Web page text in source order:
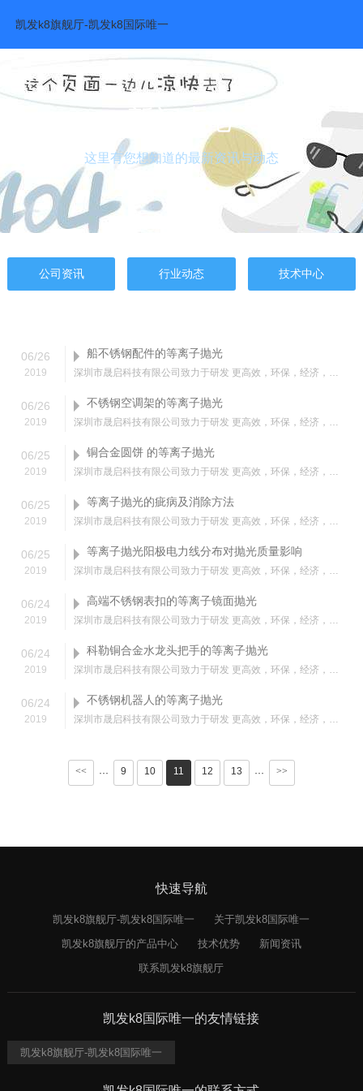
新闻资讯-凯发k8旗舰厅
凯发k8旗舰厅-凯发k8国际唯一
新闻中心
这里有您想知道的最新资讯与动态
公司资讯 行业动态 技术中心
06/26
2019
船不锈钢配件的等离子抛光
深圳市晟启科技有限公司致力于研发 更高效，环保，经济，安全的金属 材料表面抛光工艺电解液中等离子体抛光，等离子抛光机。已在不锈钢、钛合金、锌合金、铝合金、铜合金、银
06/26
2019
不锈钢空调架的等离子抛光
深圳市晟启科技有限公司致力于研发 更高效，环保，经济，安全的金属 材料表面抛光工艺电解液中等离子体抛光，等离子抛光机。已在不锈钢、钛合金、锌合金、铝合金、铜合金、银
06/25
2019
铜合金圆饼 的等离子抛光
深圳市晟启科技有限公司致力于研发 更高效，环保，经济，安全的金属 材料表面抛光工艺电解液中等离子体抛光，等离子抛光机。已在不锈钢、钛合金、锌合金、铝合金、铜合金、银
06/25
2019
等离子抛光的疵病及消除方法
深圳市晟启科技有限公司致力于研发 更高效，环保，经济，安全的金属 材料表面抛光工艺电解液中等离子体抛光，等离子抛光机。已在不锈钢、钛合金、锌合金、铝合金、铜合金、银
06/25
2019
等离子抛光阳极电力线分布对抛光质量影响
深圳市晟启科技有限公司致力于研发 更高效，环保，经济，安全的金属 材料表面抛光工艺电解液中等离子体抛光，等离子抛光机。已在不锈钢、钛合金、锌合金、铝合金、铜合金、银
06/24
2019
高端不锈钢表扣的等离子镜面抛光
深圳市晟启科技有限公司致力于研发 更高效，环保，经济，安全的金属 材料表面抛光工艺电解液中等离子体抛光，等离子抛光机。已在不锈钢、钛合金、锌合金、铝合金、铜合金、银
06/24
2019
科勒铜合金水龙头把手的等离子抛光
深圳市晟启科技有限公司致力于研发 更高效，环保，经济，安全的金属 材料表面抛光工艺电解液中等离子体抛光，等离子抛光机。已在不锈钢、钛合金、锌合金、铝合金、铜合金、银
06/24
2019
不锈钢机器人的等离子抛光
深圳市晟启科技有限公司致力于研发 更高效，环保，经济，安全的金属 材料表面抛光工艺电解液中等离子体抛光，等离子抛光机。已在不锈钢、钛合金、锌合金、铝合金、铜合金、银
<< ··· 9 10 11 12 13 ··· >>
快速导航
凯发k8旗舰厅-凯发k8国际唯一
关于凯发k8国际唯一
凯发k8旗舰厅的产品中心
技术优势
新闻资讯
联系凯发k8旗舰厅
凯发k8国际唯一的友情链接
凯发k8旗舰厅-凯发k8国际唯一